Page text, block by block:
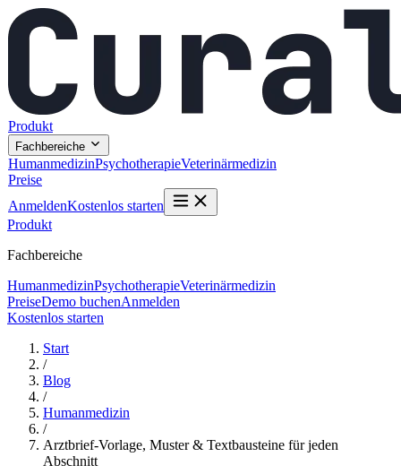
Produkt
Fachbereiche
HumanmedizinPsychotherapieVeterinärmedizin
Preise
AnmeldenKostenlos starten
Produkt
Fachbereiche
HumanmedizinPsychotherapieVeterinärmedizin
PreiseDemo buchenAnmelden
Kostenlos starten
Start
/
Blog
/
Humanmedizin
/
Arztbrief-Vorlage, Muster & Textbausteine für jeden
Abschnitt